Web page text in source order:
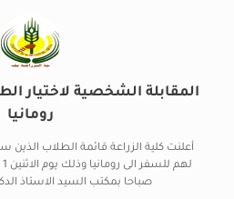
المقابلة الشخصية لاختيار
رومانيا
أعلنت كلية الزراعة قائمة الطلاب
صباحا بمكتب السيد الاستاذ